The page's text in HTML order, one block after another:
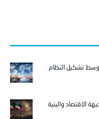
تشكيل النظام
الاقتصاد والبنية